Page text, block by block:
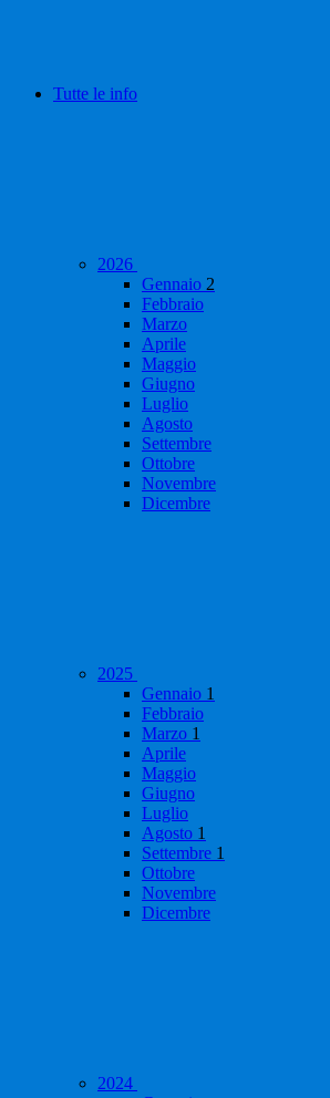
Tutte le info
2026
Gennaio 2
Febbraio
Marzo
Aprile
Maggio
Giugno
Luglio
Agosto
Settembre
Ottobre
Novembre
Dicembre
2025
Gennaio 1
Febbraio
Marzo 1
Aprile
Maggio
Giugno
Luglio
Agosto 1
Settembre 1
Ottobre
Novembre
Dicembre
2024